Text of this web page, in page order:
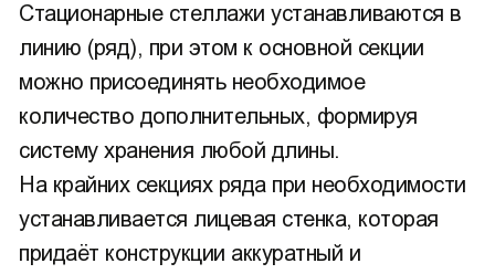
Стационарные стеллажи устанавливаются в
линию (ряд), при этом к основной секции
можно присоединять необходимое
количество дополнительных, формируя
систему хранения любой длины.
На крайних секциях ряда при необходимости
устанавливается лицевая стенка, которая
придаёт конструкции аккуратный и